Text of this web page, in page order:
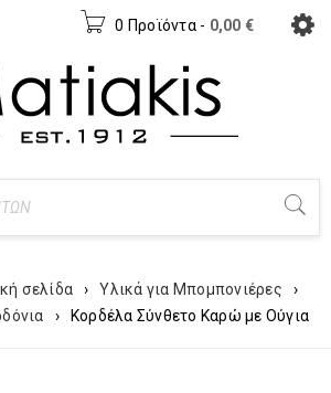
0 Προϊόντα - 0,00 €
σελίδα › Υλικά για Μπομπονιέρες
›
› Κορδέλα Σύνθετο Καρώ με Ούγια